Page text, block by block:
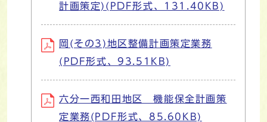
計画策定)(PDF形式、131.40KB)
岡(その3)地区整備計画策定業務
(PDF形式、93.51KB)
六分一西和田地区 機能保全計画策
定業務(PDF形式、85.60KB)